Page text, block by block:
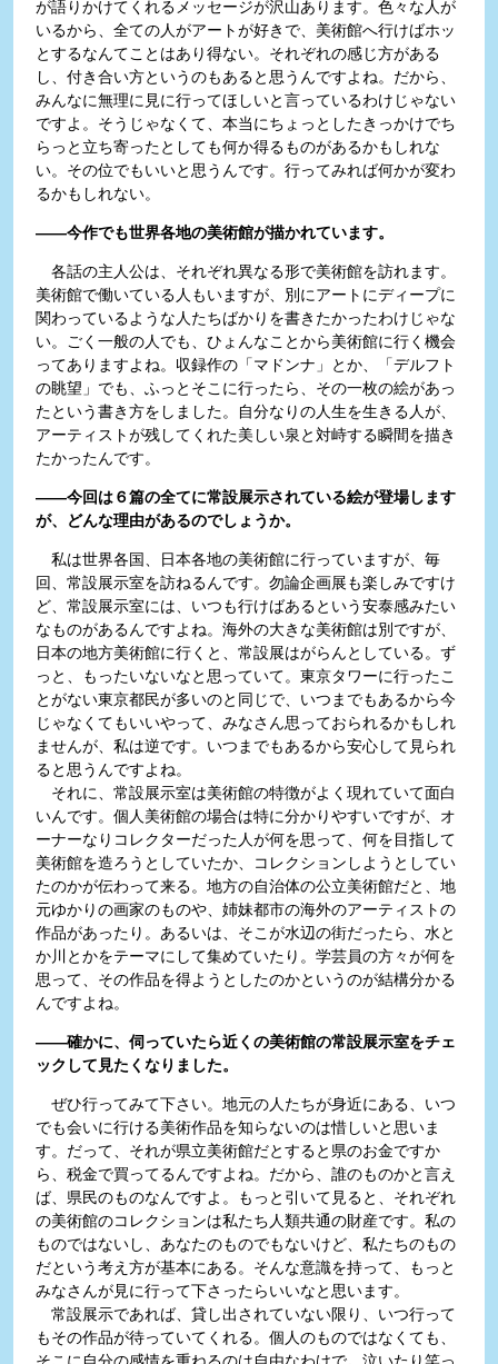
が語りかけてくれるメッセージが沢山あります。色々な人が
いるから、全ての人がアートが好きで、美術館へ行けばホッ
とするなんてことはあり得ない。それぞれの感じ方がある
し、付き合い方というのもあると思うんですよね。だから、
みんなに無理に見に行ってほしいと言っているわけじゃない
ですよ。そうじゃなくて、本当にちょっとしたきっかけでち
らっと立ち寄ったとしても何か得るものがあるかもしれな
い。その位でもいいと思うんです。行ってみれば何かが変わ
るかもしれない。
――今作でも世界各地の美術館が描かれています。
各話の主人公は、それぞれ異なる形で美術館を訪れます。
美術館で働いている人もいますが、別にアートにディープに
関わっているような人たちばかりを書きたかったわけじゃな
い。ごく一般の人でも、ひょんなことから美術館に行く機会
ってありますよね。収録作の「マドンナ」とか、「デルフト
の眺望」でも、ふっとそこに行ったら、その一枚の絵があっ
たという書き方をしました。自分なりの人生を生きる人が、
アーティストが残してくれた美しい泉と対峙する瞬間を描き
たかったんです。
――今回は６篇の全てに常設展示されている絵が登場します
が、どんな理由があるのでしょうか。
私は世界各国、日本各地の美術館に行っていますが、毎
回、常設展示室を訪ねるんです。勿論企画展も楽しみですけ
ど、常設展示室には、いつも行けばあるという安泰感みたい
なものがあるんですよね。海外の大きな美術館は別ですが、
日本の地方美術館に行くと、常設展はがらんとしている。ず
っと、もったいないなと思っていて。東京タワーに行ったこ
とがない東京都民が多いのと同じで、いつまでもあるから今
じゃなくてもいいやって、みなさん思っておられるかもしれ
ませんが、私は逆です。いつまでもあるから安心して見られ
ると思うんですよね。
それに、常設展示室は美術館の特徴がよく現れていて面白
いんです。個人美術館の場合は特に分かりやすいですが、オ
ーナーなりコレクターだった人が何を思って、何を目指して
美術館を造ろうとしていたか、コレクションしようとしてい
たのかが伝わって来る。地方の自治体の公立美術館だと、地
元ゆかりの画家のものや、姉妹都市の海外のアーティストの
作品があったり。あるいは、そこが水辺の街だったら、水と
か川とかをテーマにして集めていたり。学芸員の方々が何を
思って、その作品を得ようとしたのかというのが結構分かる
んですよね。
――確かに、伺っていたら近くの美術館の常設展示室をチェ
ックして見たくなりました。
ぜひ行ってみて下さい。地元の人たちが身近にある、いつ
でも会いに行ける美術作品を知らないのは惜しいと思いま
す。だって、それが県立美術館だとすると県のお金ですか
ら、税金で買ってるんですよね。だから、誰のものかと言え
ば、県民のものなんですよ。もっと引いて見ると、それぞれ
の美術館のコレクションは私たち人類共通の財産です。私の
ものではないし、あなたのものでもないけど、私たちのもの
だという考え方が基本にある。そんな意識を持って、もっと
みなさんが見に行って下さったらいいなと思います。
常設展示であれば、貸し出されていない限り、いつ行って
もその作品が待っていてくれる。個人のものではなくても、
そこに自分の感情を重ねるのは自由なわけで。泣いたり笑っ